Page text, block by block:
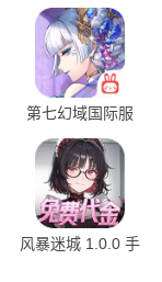
第七幻域国际服
2.20.0.042901 最
新版
风暴迷城 1.0.0 手